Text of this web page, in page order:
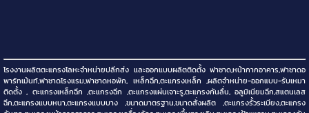
โรงงานผลิตตะแกรงโลหะจำหน่ายปลีกส่ง และออกแบบผลิตติดตั้ง ฟาซาด,หน้ากากอาคาร,ฟาซาดอ
พาร์ทเม้นท์,ฟาซาดโรงแรม,ฟาซาดหอพัก, เหล็กฉีก,ตะแกรงเหล็ก ,ผลิตจำหน่าย-ออกแบบ-รับเหมา
ติดตั้ง , ตะแกรงเหล็กฉีก ,ตะแกรงฉีก ,ตะแกรงแผ่นเจาะรู,ตะแกรงกันลื่น, อลูมิเนียมฉีก,สแตนเลส
ฉีก,ตะแกรงแบบหนา,ตะแกรงแบบบาง ,ขนาดมาตรฐาน,ขนาดสั่งผลิต ,ตะแกรงรั้วระเบียง,ตะแกรง